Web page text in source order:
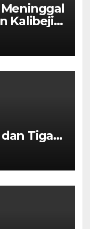
Kalibeji,
Ada
Tiga
Warga